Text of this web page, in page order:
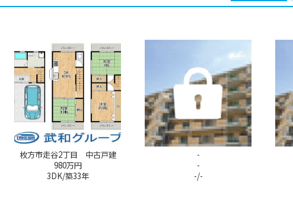
枚方市走谷2丁目 中古戸建
980万円
3DK/築33年
-
-
-/-